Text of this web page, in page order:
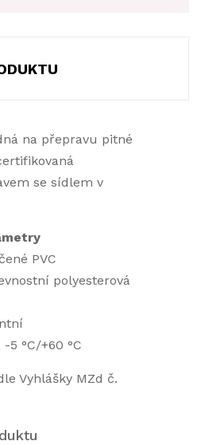
na přepravu pitné
se sídlem v
PVC
polyesterová
5 °C/+60 °C
Vyhlášky MZd č.